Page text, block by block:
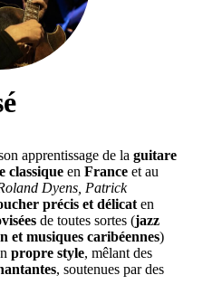
apprentissage de la guitare
classique en France et au
Dyens, Patrick
précis et délicat en
de toutes sortes (jazz
et musiques caribéennes)
propre style, mêlant des
, soutenues par des